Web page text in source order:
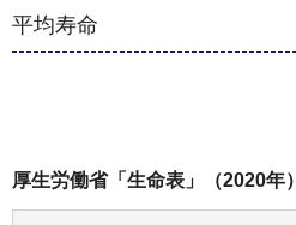
平均寿命
厚生労働省「生命表」（2020年）